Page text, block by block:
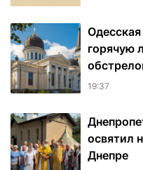
горячую
19:37
освятил
Днепре